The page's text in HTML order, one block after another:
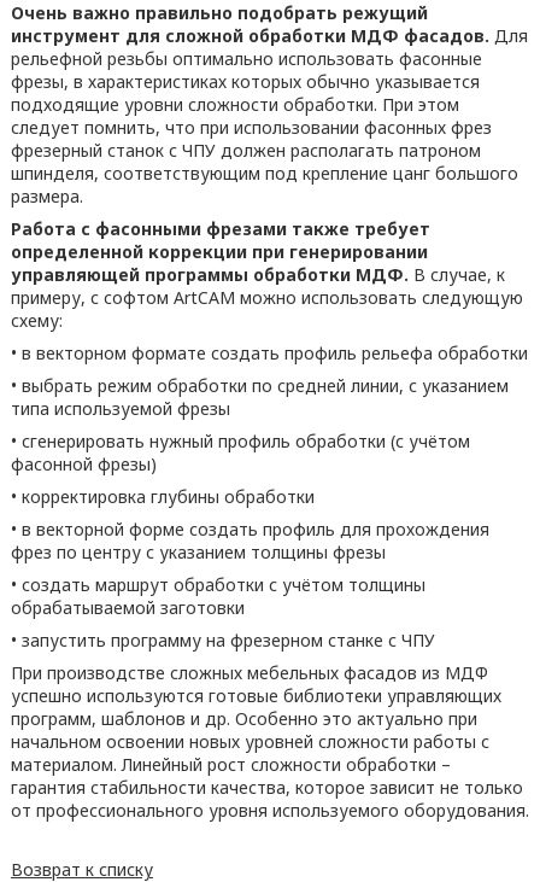
Очень важно правильно подобрать режущий
инструмент для сложной обработки МДФ фасадов. Для
рельефной резьбы оптимально использовать фасонные
фрезы, в характеристиках которых обычно указывается
подходящие уровни сложности обработки. При этом
следует помнить, что при использовании фасонных фрез
фрезерный станок с ЧПУ должен располагать патроном
шпинделя, соответствующим под крепление цанг большого
размера.
Работа с фасонными фрезами также требует
определенной коррекции при генерировании
управляющей программы обработки МДФ. В случае, к
примеру, с софтом ArtCAM можно использовать следующую
схему:
• в векторном формате создать профиль рельефа обработки
• выбрать режим обработки по средней линии, с указанием
типа используемой фрезы
• сгенерировать нужный профиль обработки (с учётом
фасонной фрезы)
• корректировка глубины обработки
• в векторной форме создать профиль для прохождения
фрез по центру с указанием толщины фрезы
• создать маршрут обработки с учётом толщины
обрабатываемой заготовки
• запустить программу на фрезерном станке с ЧПУ
При производстве сложных мебельных фасадов из МДФ
успешно используются готовые библиотеки управляющих
программ, шаблонов и др. Особенно это актуально при
начальном освоении новых уровней сложности работы с
материалом. Линейный рост сложности обработки –
гарантия стабильности качества, которое зависит не только
от профессионального уровня используемого оборудования.
Возврат к списку